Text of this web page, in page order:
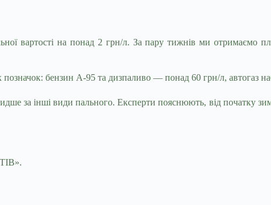
вартості на понад 2 грн/л. За пару тижнів ми отримаємо
бензин А-95 та дизпаливо — понад 60 грн/л, автогаз
за інші види пального. Експерти пояснюють, від початку